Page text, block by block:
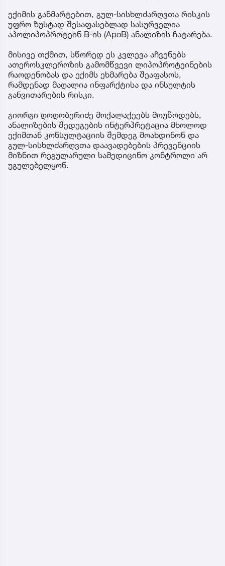
ექიმის განმარტებით, გულ-სისხლძარღვთა რისკის
უფრო ზუსტად შესაფასებლად სასურველია
აპოლიპოპროტეინ B-ის (ApoB) ანალიზის ჩატარება.
მისივე თქმით, სწორედ ეს კვლევა აჩვენებს
ათეროსკლეროზის გამომწვევი ლიპოპროტეინების
რაოდენობას და ექიმს ეხმარება შეაფასოს,
რამდენად მაღალია ინფარქტისა და ინსულტის
განვითარების რისკი.
გიორგი ღოღობერიძე მოქალაქეებს მოუწოდებს,
ანალიზების შედეგების ინტერპრეტაცია მხოლოდ
ექიმთან კონსულტაციის შემდეგ მოახდინონ და
გულ-სისხლძარღვთა დაავადებების პრევენციის
მიზნით რეგულარული სამედიცინო კონტროლი არ
უგულებელყონ.